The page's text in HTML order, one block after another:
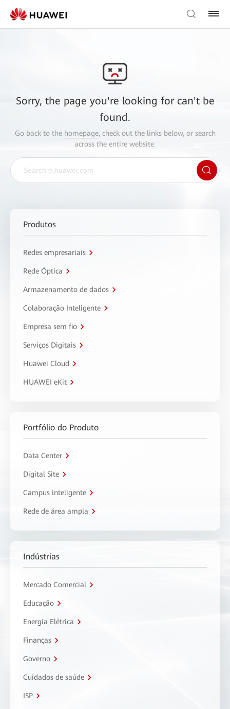
Sorry, the page you're looking for can't be
found.
Go back to the homepage, check out the links below, or search
across the entire website.
Produtos
Redes empresariais
Rede Óptica
Armazenamento de dados
Colaboração Inteligente
Empresa sem fio
Serviços Digitais
Huawei Cloud
HUAWEI eKit
Portfólio do Produto
Data Center
Digital Site
Campus inteligente
Rede de área ampla
Indústrias
Mercado Comercial
Educação
Energia Elétrica
Finanças
Governo
Cuidados de saúde
ISP